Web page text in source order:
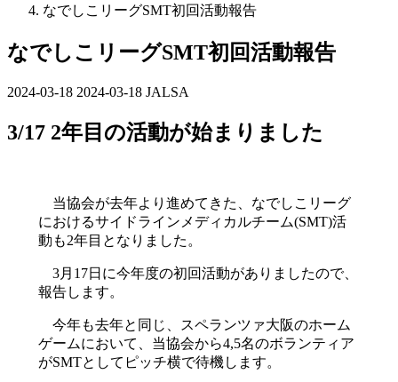
なでしこリーグSMT初回活動報告
なでしこリーグSMT初回活動報告
2024-03-18 最
更
:
2024-03-18 JALSA
3/17 2年目の活動が始まりました
当協会が去年より進めてきた、なでしこリーグ
におけるサイドラインメディカルチーム(SMT)活
動も2年目となりました。
3月17日に今年度の初回活動がありましたので、
報告します。
今年も去年と同じ、スペランツァ大阪のホーム
ゲームにおいて、当協会から4,5名のボランティア
がSMTとしてピッチ横で待機します。